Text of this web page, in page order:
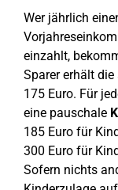
Wer jährlich
einzahlt,
Sparer erhält
175 Euro. Für
eine pauschale
185 Euro für
300 Euro für
Sofern nichts